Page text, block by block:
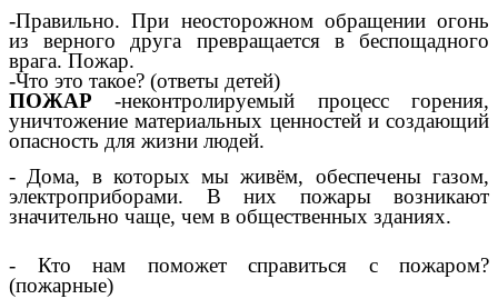
-Правильно. При неосторожном обращении огонь
из верного друга превращается в беспощадного
врага. Пожар.
-Что это такое? (ответы детей)
ПОЖАР-неконтролируемый процесс горения,
уничтожение материальных ценностей и создающий
опасность для жизни людей.
- Дома, в которых мы живём, обеспечены газом,
электроприборами. В них пожары возникают
значительно чаще, чем в общественных зданиях.
- Кто нам поможет справиться с пожаром?
(пожарные)